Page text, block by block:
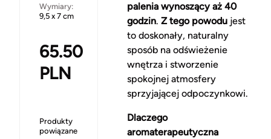
Wymiary:
9,5 x 7 cm
65.50
PLN
Produkty
powiązane
palenia wynoszący aż 40
godzin. Z tego powodujest
to doskonały, naturalny
sposób na odświeżenie
wnętrza i stworzenie
spokojnej atmosfery
sprzyjającej odpoczynkowi.
Dlaczego
aromaterapeutyczna